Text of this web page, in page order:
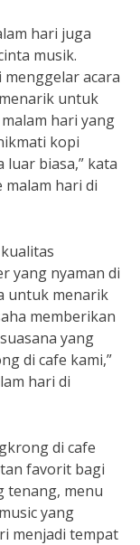
hari juga
musik.
acara
untuk
hari yang
kopi
luar biasa,” kata
malam hari di
yang nyaman di
untuk menarik
memberikan
yang
di cafe kami,”
hari di
di cafe
favorit bagi
tenang, menu
yang
menjadi tempat